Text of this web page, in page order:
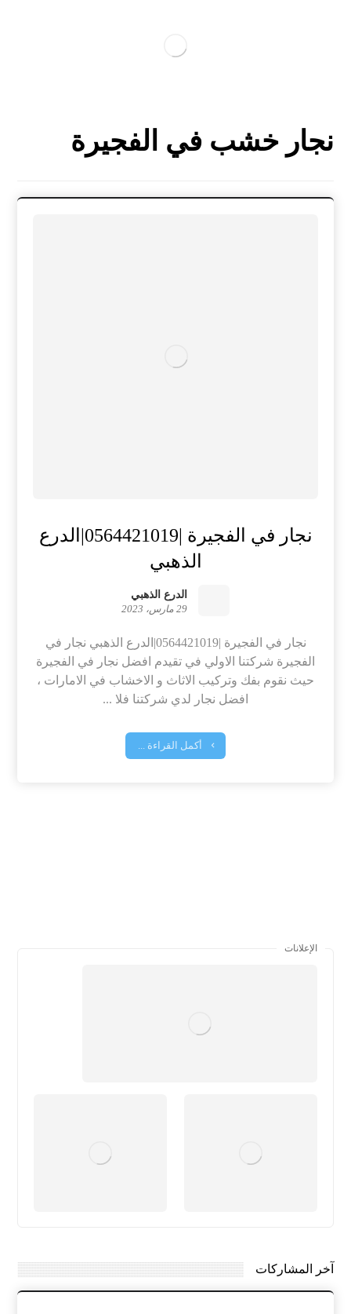
نجار خشب في الفجيرة
نجار في الفجيرة |0564421019|الدرع
الذهبي
الدرع الذهبي
29 مارس، 2023
نجار في الفجيرة |0564421019|الدرع الذهبي نجار في
الفجيرة شركتنا الاولي في تقيدم افضل نجار في الفجيرة
حيث نقوم بفك وتركيب الاثاث و الاخشاب في الامارات ،
افضل نجار لدي شركتنا فلا ...
أكمل القراءة ...
الإعلانات
آخر المشاركات